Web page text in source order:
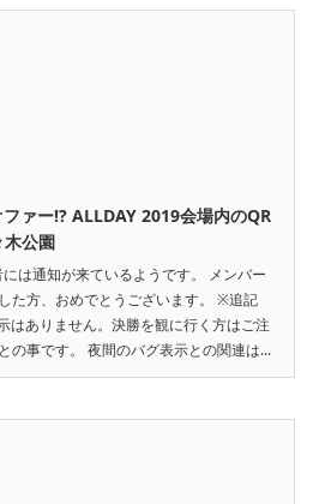
ァー!? ALLDAY 2019会場内のQR
木公園
は通知が来ているようです。 メンバー
た方、おめでとうございます。 ※追記
はありません。決勝を観に行く方はご注
の事です。 夜間のバグ表示との関連は...